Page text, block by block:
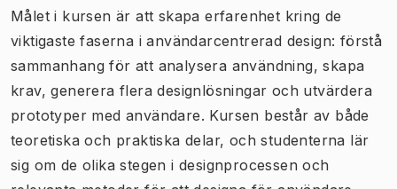
Målet i kursen är att skapa erfarenhet kring de
viktigaste faserna i användarcentrerad design: förstå
sammanhang för att analysera användning, skapa
krav, generera flera designlösningar och utvärdera
prototyper med användare. Kursen består av både
teoretiska och praktiska delar, och studenterna lär
sig om de olika stegen i designprocessen och